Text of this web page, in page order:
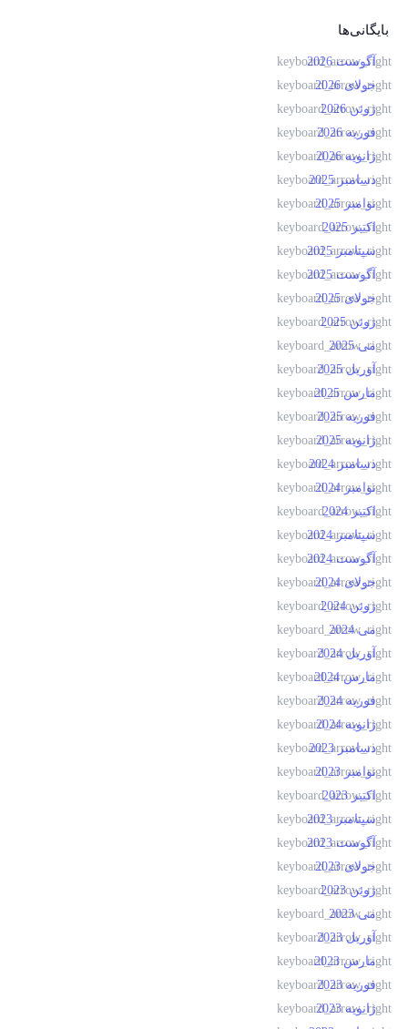
بایگانی‌ها
آگوست 2026
جولای 2026
ژوئن 2026
فوریه 2026
ژانویه 2026
دسامبر 2025
نوامبر 2025
اکتبر 2025
سپتامبر 2025
آگوست 2025
جولای 2025
ژوئن 2025
می 2025
آوریل 2025
مارس 2025
فوریه 2025
ژانویه 2025
دسامبر 2024
نوامبر 2024
اکتبر 2024
سپتامبر 2024
آگوست 2024
جولای 2024
ژوئن 2024
می 2024
آوریل 2024
مارس 2024
فوریه 2024
ژانویه 2024
دسامبر 2023
نوامبر 2023
اکتبر 2023
سپتامبر 2023
آگوست 2023
جولای 2023
ژوئن 2023
می 2023
آوریل 2023
مارس 2023
فوریه 2023
ژانویه 2023